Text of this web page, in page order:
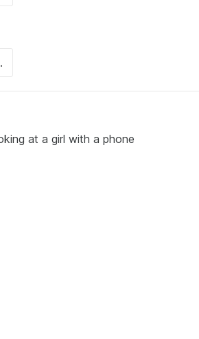
at a girl with a phone